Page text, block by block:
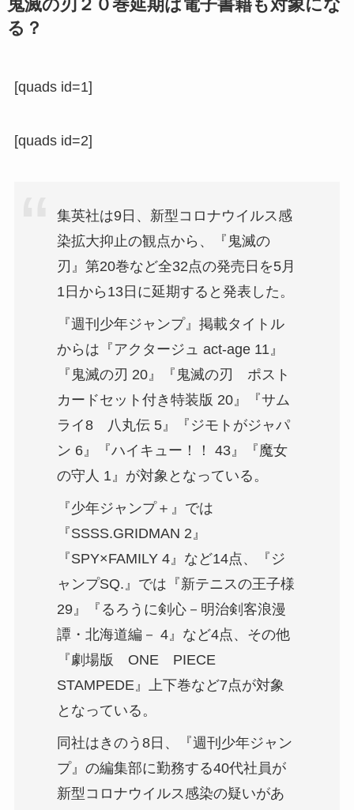
鬼滅の刃２０巻延期は電子書籍も対象にな
る？
[quads id=1]
[quads id=2]
集英社は9日、新型コロナウイルス感
染拡大抑止の観点から、『鬼滅の
刃』第20巻など全32点の発売日を5月
1日から13日に延期すると発表した。
『週刊少年ジャンプ』掲載タイトル
からは『アクタージュ act-age 11』
『鬼滅の刃 20』『鬼滅の刃 ポスト
カードセット付き特装版 20』『サム
ライ8 八丸伝 5』『ジモトがジャパ
ン 6』『ハイキュー！！ 43』『魔女
の守人 1』が対象となっている。
『少年ジャンプ＋』では
『SSSS.GRIDMAN 2』
『SPY×FAMILY 4』など14点、『ジ
ャンプSQ.』では『新テニスの王子様
29』『るろうに剣心－明治剣客浪漫
譚・北海道編－ 4』など4点、その他
『劇場版 ONE PIECE
STAMPEDE』上下巻など7点が対象
となっている。
同社はきのう8日、『週刊少年ジャン
プ』の編集部に勤務する40代社員が
新型コロナウイルス感染の疑いがあ